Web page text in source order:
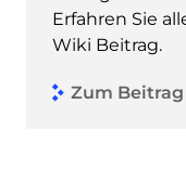
Erfahren Sie
Wiki Beitrag.
Zum Beitrag